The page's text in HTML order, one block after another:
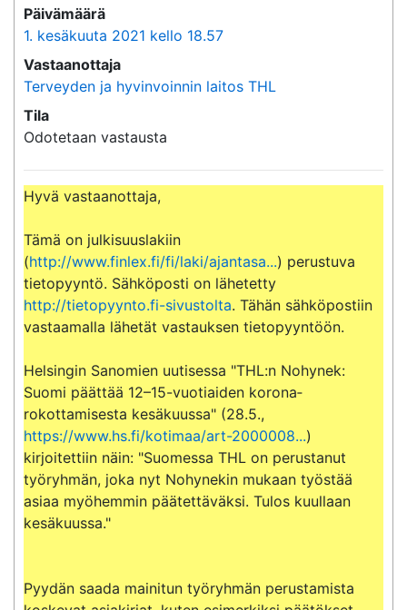
Päivämäärä
1. kesäkuuta 2021 kello 18.57
Vastaanottaja
Terveyden ja hyvinvoinnin laitos THL
Tila
Odotetaan vastausta
Hyvä vastaanottaja,
Tämä on julkisuuslakiin
(http://www.finlex.fi/fi/laki/ajantasa...) perustuva
http://tietopyynto.fi-sivustolta. Tähän sähköpostiin
vastaamalla lähetät vastauksen tietopyyntöön.
Helsingin Sanomien uutisessa "THL:n Nohynek:
Suomi päättää 12–15-vuotiaiden korona­
https://www.hs.fi/kotimaa/art-2000008...)
kirjoitettiin näin: "Suomessa THL on perustanut
työryhmän, joka nyt Nohynekin mukaan työstää
asiaa myöhemmin päätettäväksi. Tulos kuullaan
kesäkuussa."
Pyydän saada mainitun työryhmän perustamista